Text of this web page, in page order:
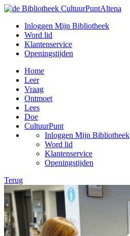
Inloggen Mijn Bibliotheek
Word lid
Klantenservice
Openingstijden
Home
Leer
Vraag
Ontmoet
Lees
Doe
CultuurPunt
Inloggen Mijn Bibliotheek
Word lid
Klantenservice
Openingstijden
Terug